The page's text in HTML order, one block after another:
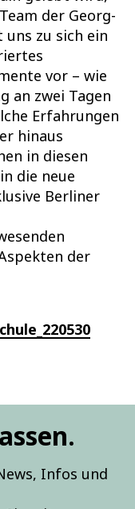
der Georg-
uns zu sich ein
vor – wie
an zwei Tagen
Erfahrungen
hinaus
in diesen
die neue
Berliner
der
Infos und